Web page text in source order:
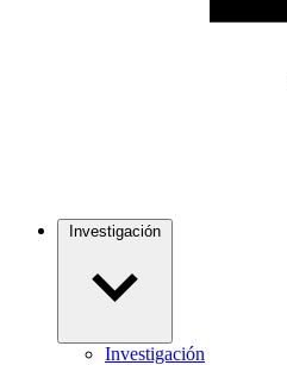
Investigación
Investigación